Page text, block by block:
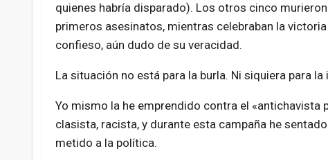
quienes habría disparado). Los otros cinco
primeros asesinatos, mientras celebraban la
confieso, aún dudo de su veracidad.
La situación no está para la burla. Ni siquiera para
Yo mismo la he emprendido contra el
clasista, racista, y durante esta campaña he
metido a la política.